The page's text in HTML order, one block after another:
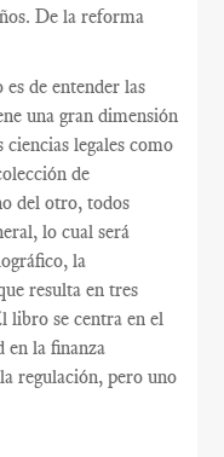
De la reforma
de entender las
una gran dimensión
legales como
de
del otro, todos
lo cual será
la
resulta en tres
libro se centra en el
en la finanza
regulación, pero uno